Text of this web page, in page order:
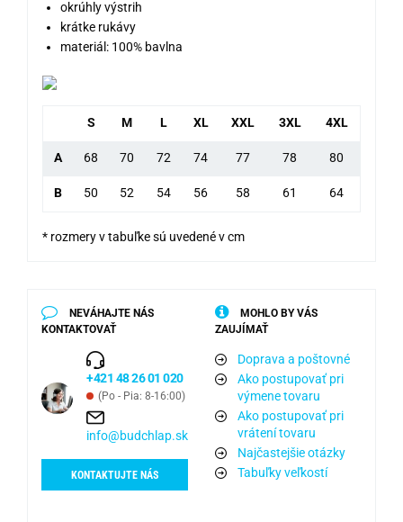
okrúhly výstrih
krátke rukávy
materiál: 100% bavlna
S M L XL XXL 3XL 4XL
A 68 70 72 74 77 78 80
B 50 52 54 56 58 61 64
* rozmery v tabuľke sú uvedené v cm
NEVÁHAJTE NÁS
KONTAKTOVAŤ
+421 48 26 01 020
(Po - Pia: 8-16:00)
info@budchlap.sk
KONTAKTUJTE NÁS
MOHLO BY VÁS
ZAUJÍMAŤ
Doprava a poštovné
Ako postupovať pri
výmene tovaru
Ako postupovať pri
vrátení tovaru
Najčastejšie otázky
Tabuľky veľkostí